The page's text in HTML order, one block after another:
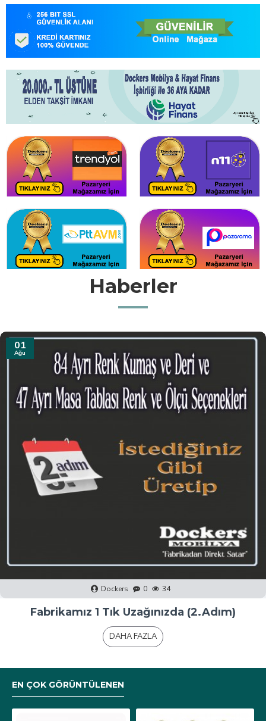
Haberler
31
Tem
Dockers 0 40
Fabrikamız 1 Tık Uzağınızda (1.Adım)
DAHA FAZLA
EN ÇOK GÖRÜNTÜLENEN